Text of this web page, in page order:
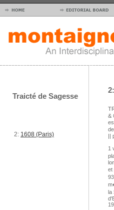
Traicté de Sagesse
2: 1608 (Paris)
&
||
1
et
la